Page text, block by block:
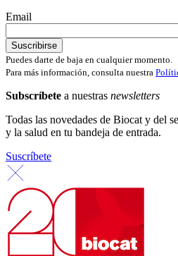
Email
Puedes darte de baja en cualquier momento.
Para más información, consulta nuestra
Subscríbete a nuestras newsletters
Todas las novedades de Biocat y del
y la salud en tu bandeja de entrada.
Suscríbete